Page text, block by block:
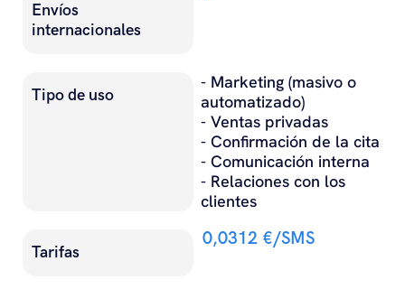
Envíos
internacionales
Tipo de uso
- Marketing (masivo o
automatizado)
- Ventas privadas
- Confirmación de la cita
- Comunicación interna
- Relaciones con los
clientes
Tarifas
0,0312 €/SMS